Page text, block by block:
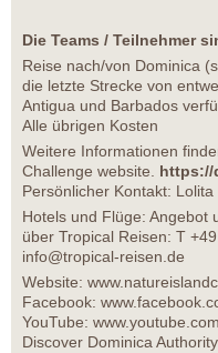
Die Teams / Teilnehmer
Reise nach/von Dominica
die letzte Strecke von
Antigua und Barbados
Alle übrigen Kosten
Weitere Informationen
Challenge website. https://
Persönlicher Kontakt: Lolita
Hotels und Flüge: Angebot
über Tropical Reisen: T
info@tropical-reisen.de
Website:
Facebook:
YouTube:
Discover Dominica